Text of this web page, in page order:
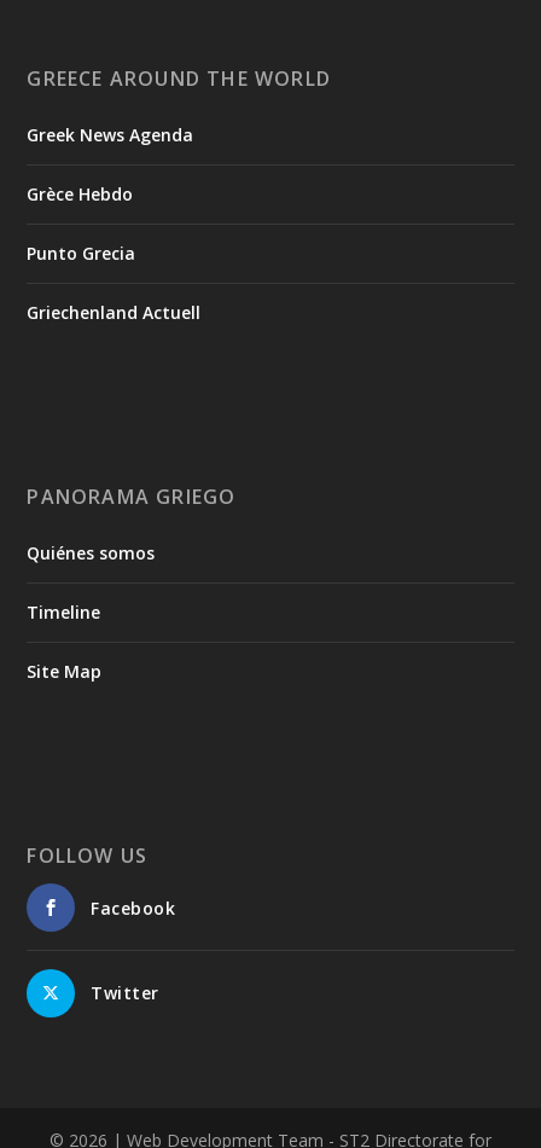
GREECE AROUND THE WORLD
Greek News Agenda
Grèce Hebdo
Punto Grecia
Griechenland Actuell
PANORAMA GRIEGO
Quiénes somos
Timeline
Site Map
FOLLOW US
Facebook
Twitter
© 2026 | Web Development Team - ST2 Directorate for